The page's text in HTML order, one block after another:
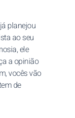
planejou
ao seu
ele
a opinião
vocês vão
de